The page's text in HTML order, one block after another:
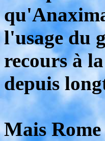
l'usage du
recours à
depuis
Mais Rome